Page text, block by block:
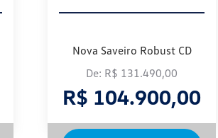
Nova Saveiro Robust CD
De: R$ 131.490,00
R$ 104.900,00